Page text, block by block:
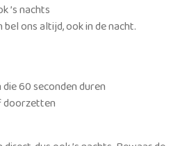
’s nachts
ons altijd, ook in de nacht.
60 seconden duren
doorzetten